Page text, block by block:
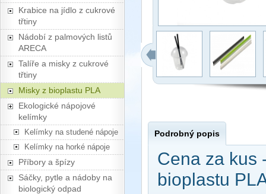
Krabice na jídlo z cukrové
třtiny
Nádobí z palmových listů
ARECA
Talíře a misky z cukrové
třtiny
Misky z bioplastu PLA
Ekologické nápojové
kelímky
Kelímky na studené nápoje
Kelímky na horké nápoje
Příbory a špízy
Sáčky, pytle a nádoby na
biologický odpad
Podrobný popis
Cena za kus
bioplastu